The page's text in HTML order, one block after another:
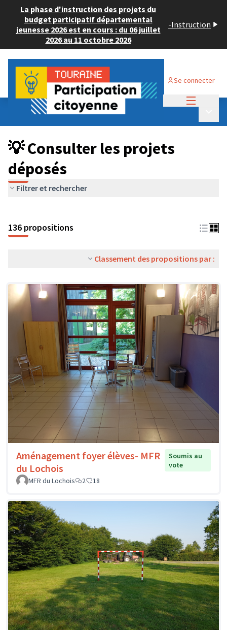
La phase d'instruction des projets du
budget participatif départemental
jeunesse 2026 est en cours : du 06 juillet
2026 au 11 octobre 2026
-Instruction
Se connecter
Budget Participatif JEUNESSE 2024
💡 Consulter les projets déposés
💡 Consulter les projets
déposés
Filtrer et rechercher
136 propositions
Classement des propositions par :
Aménagement foyer élèves- MFR
du Lochois
Soumis au
vote
MFR du Lochois
2 18